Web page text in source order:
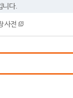
니다.
사전